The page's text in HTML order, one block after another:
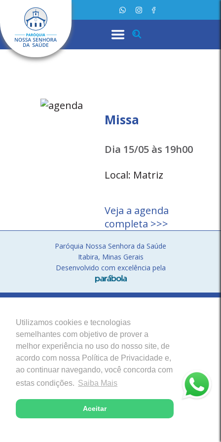
Utilizamos cookies e tecnologias
semelhantes com objetivo de prover a
melhor experiência no uso do nosso site, de
acordo com nossa Política de Privacidade e,
ao continuar navegando, você concorda com
estas condições. Saiba Mais
Aceitar
Missa
Dia 15/05 às 19h00
Local: Matriz
Veja a agenda
completa >>>
Paróquia Nossa Senhora da Saúde
Itabira, Minas Gerais
Desenvolvido com excelência pela